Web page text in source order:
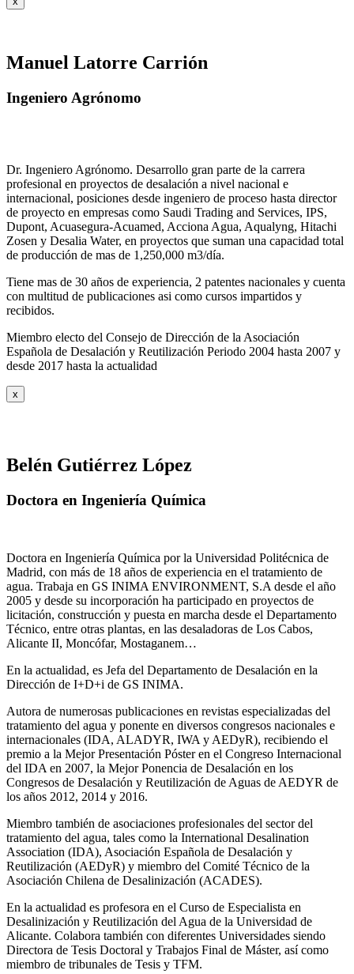
Manuel Latorre Carrión
Ingeniero Agrónomo
Dr. Ingeniero Agrónomo. Desarrollo gran parte de la carrera
profesional en proyectos de desalación a nivel nacional e
internacional, posiciones desde ingeniero de proceso hasta director
de proyecto en empresas como Saudi Trading and Services, IPS,
Dupont, Acuasegura-Acuamed, Acciona Agua, Aqualyng, Hitachi
Zosen y Desalia Water, en proyectos que suman una capacidad total
de producción de mas de 1,250,000 m3/día.
Tiene mas de 30 años de experiencia, 2 patentes nacionales y cuenta
con multitud de publicaciones asi como cursos impartidos y
recibidos.
Miembro electo del Consejo de Dirección de la Asociación
Española de Desalación y Reutilización Periodo 2004 hasta 2007 y
desde 2017 hasta la actualidad
x
Belén Gutiérrez López
Doctora en Ingeniería Química
Doctora en Ingeniería Química por la Universidad Politécnica de
Madrid, con más de 18 años de experiencia en el tratamiento de
agua. Trabaja en GS INIMA ENVIRONMENT, S.A desde el año
2005 y desde su incorporación ha participado en proyectos de
licitación, construcción y puesta en marcha desde el Departamento
Técnico, entre otras plantas, en las desaladoras de Los Cabos,
Alicante II, Moncófar, Mostaganem…
En la actualidad, es Jefa del Departamento de Desalación en la
Dirección de I+D+i de GS INIMA.
Autora de numerosas publicaciones en revistas especializadas del
tratamiento del agua y ponente en diversos congresos nacionales e
internacionales (IDA, ALADYR, IWA y AEDyR), recibiendo el
premio a la Mejor Presentación Póster en el Congreso Internacional
del IDA en 2007, la Mejor Ponencia de Desalación en los
Congresos de Desalación y Reutilización de Aguas de AEDYR de
los años 2012, 2014 y 2016.
Miembro también de asociaciones profesionales del sector del
tratamiento del agua, tales como la International Desalination
Association (IDA), Asociación Española de Desalación y
Reutilización (AEDyR) y miembro del Comité Técnico de la
Asociación Chilena de Desalinización (ACADES).
En la actualidad es profesora en el Curso de Especialista en
Desalinización y Reutilización del Agua de la Universidad de
Alicante. Colabora también con diferentes Universidades siendo
Directora de Tesis Doctoral y Trabajos Final de Máster, así como
miembro de tribunales de Tesis y TFM.